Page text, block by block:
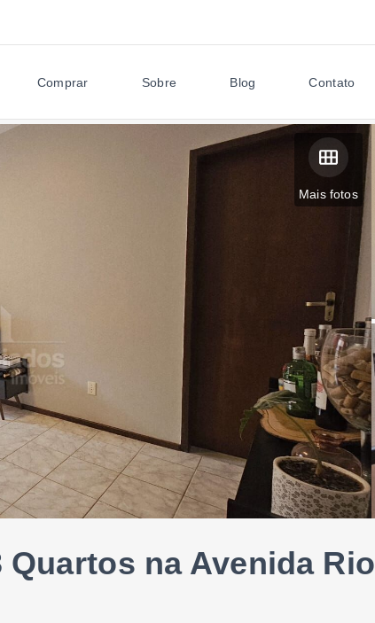
Comprar Sobre Blog Contato
Mais fotos
na Avenida Rio